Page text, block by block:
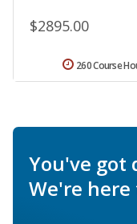
$2895.00
260 Course
You've got
We're here